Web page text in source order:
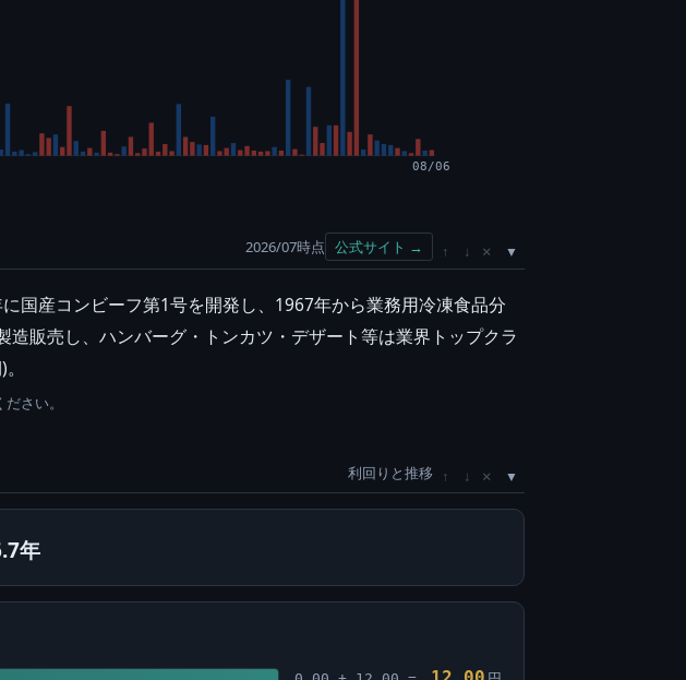
08/06
2026/07時点 公式サイト → ↑ ↓ ×
国産コンビーフ第1号を開発し、1967年から業務用冷凍食品分
販売し、ハンバーグ・トンカツ・デザート等は業界トップクラ
さい。
利回りと推移 ↑ ↓ ×
年